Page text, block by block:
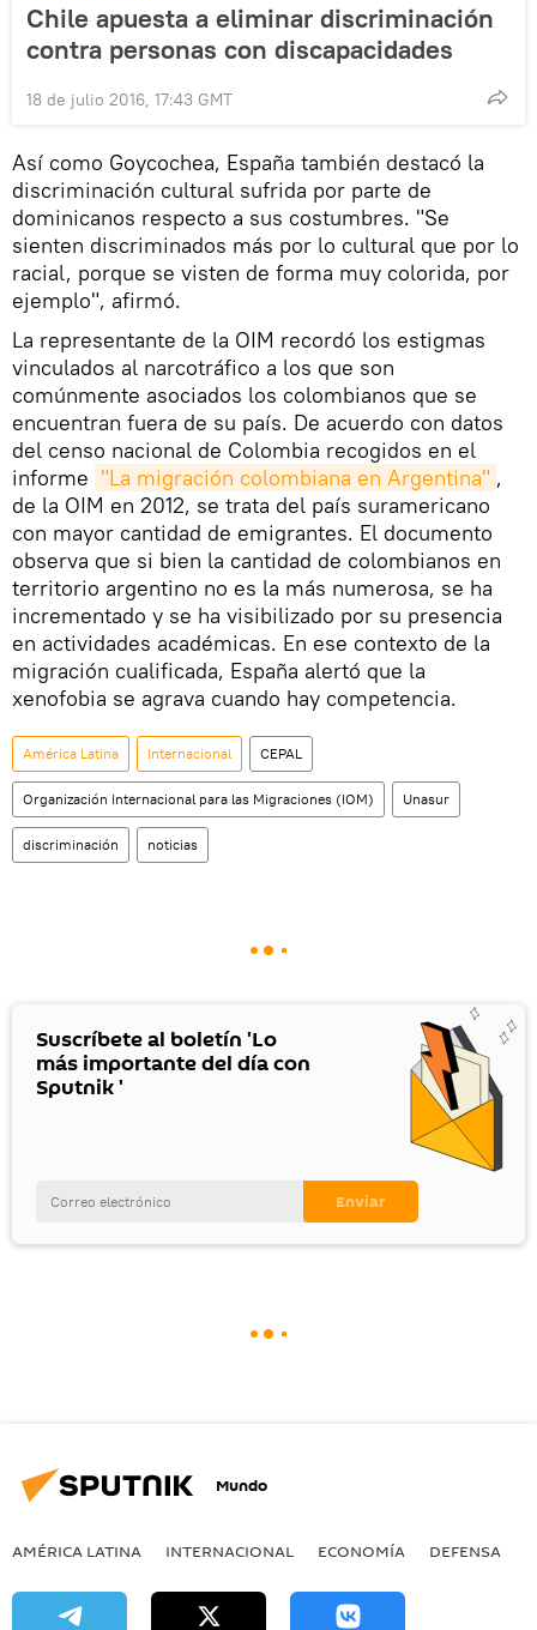
Chile apuesta a eliminar discriminación
contra personas con discapacidades
18 de julio 2016, 17:43 GMT
Así como Goycochea, España también destacó la
discriminación cultural sufrida por parte de
dominicanos respecto a sus costumbres. "Se
sienten discriminados más por lo cultural que por lo
racial, porque se visten de forma muy colorida, por
ejemplo", afirmó.
La representante de la OIM recordó los estigmas
vinculados al narcotráfico a los que son
comúnmente asociados los colombianos que se
encuentran fuera de su país. De acuerdo con datos
del censo nacional de Colombia recogidos en el
informe "La migración colombiana en Argentina" ,
de la OIM en 2012, se trata del país suramericano
con mayor cantidad de emigrantes. El documento
observa que si bien la cantidad de colombianos en
territorio argentino no es la más numerosa, se ha
incrementado y se ha visibilizado por su presencia
en actividades académicas. En ese contexto de la
migración cualificada, España alertó que la
xenofobia se agrava cuando hay competencia.
América Latina Internacional CEPAL
Organización Internacional para las Migraciones (IOM) Unasur
discriminación noticias
Suscríbete al boletín 'Lo
más importante del día con
Sputnik '
Mundo
AMÉRICA LATINA INTERNACIONAL ECONOMÍA DEFENSA